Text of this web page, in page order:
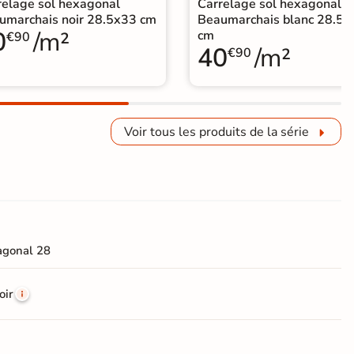
sol hexagonal
noir 28.5x33 cm
€90 /m²
Carrelage sol hexagonal
Beaumarchais blanc
cm
40€90 /m²
Voir tous les produits de la série
28